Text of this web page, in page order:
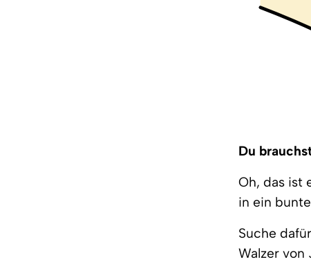
Du
Oh, das ist
in ein
Suche
Walzer von